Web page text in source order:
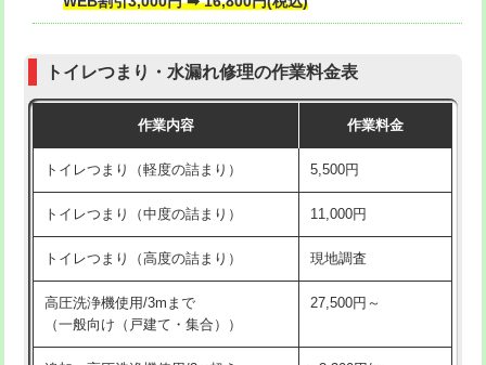
トイレつまり・水漏れ修理の作業料金表
作業内容 作業料金
トイレつまり（軽度の詰まり） 5,500円
トイレつまり（中度の詰まり） 11,000円
トイレつまり（高度の詰まり） 現地調査
高圧洗浄機使用/3mまで
（一般向け（戸建て・集合））
27,500円～